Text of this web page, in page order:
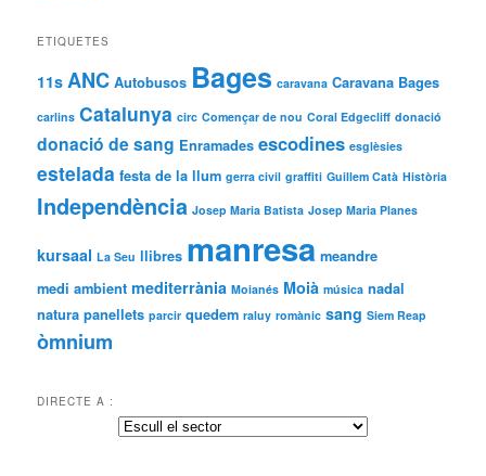
ETIQUETES
11s ANC Autobusos Bages caravana Caravana Bages
carlins Catalunya circ Començar de nou Coral Edgecliff donació
donació de sang Enramades escodines esglèsies
estelada festa de la llum gerra civil graffiti Guillem Catà Història
Independència Josep Maria Batista Josep Maria Planes
kursaal La Seu llibres manresa meandre
medi ambient mediterrània Moianés Moià música nadal
natura panellets parcir quedem raluy romànic sang Siem Reap
òmnium
DIRECTE A :